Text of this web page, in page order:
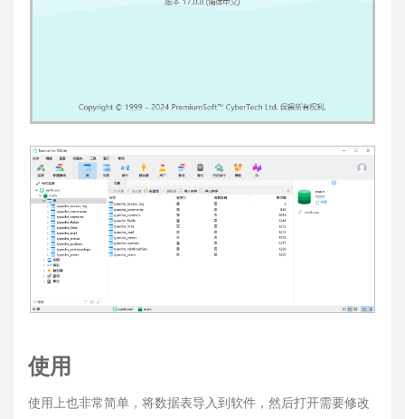
使用
使用上也非常简单，将数据表导入到软件，然后打开需要修改